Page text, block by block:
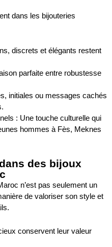
dans les bijouteries
discrets et élégants restent
parfaite entre robustesse
initiales ou messages cachés
: Une touche culturelle qui
hommes à Fès, Meknes
des bijoux
n’est pas seulement un
de valoriser son style et
conservent leur valeur